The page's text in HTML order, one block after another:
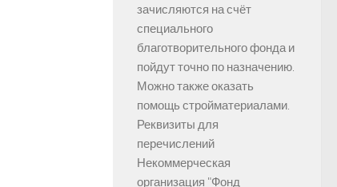
зачисляются на счёт
специального
благотворительного фонда и
пойдут точно по назначению.
Можно также оказать
помощь стройматериалами.
Реквизиты для
перечислений
Некоммерческая
организация "Фонд